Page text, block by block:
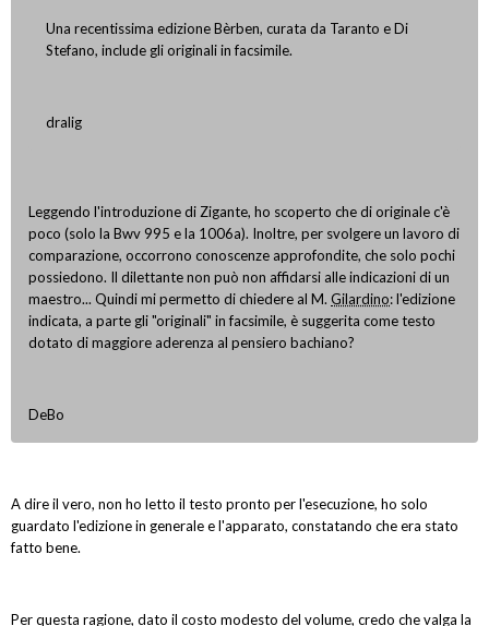
Una recentissima edizione Bèrben, curata da Taranto e Di
Stefano, include gli originali in facsimile.
dralig
Leggendo l'introduzione di Zigante, ho scoperto che di originale c'è
poco (solo la Bwv 995 e la 1006a). Inoltre, per svolgere un lavoro di
comparazione, occorrono conoscenze approfondite, che solo pochi
possiedono. Il dilettante non può non affidarsi alle indicazioni di un
maestro... Quindi mi permetto di chiedere al M. Gilardino: l'edizione
indicata, a parte gli "originali" in facsimile, è suggerita come testo
dotato di maggiore aderenza al pensiero bachiano?
DeBo
A dire il vero, non ho letto il testo pronto per l'esecuzione, ho solo
guardato l'edizione in generale e l'apparato, constatando che era stato
fatto bene.
Per questa ragione, dato il costo modesto del volume, credo che valga la